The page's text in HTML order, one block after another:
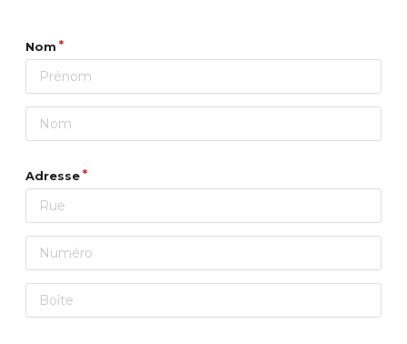
Nom
Adresse